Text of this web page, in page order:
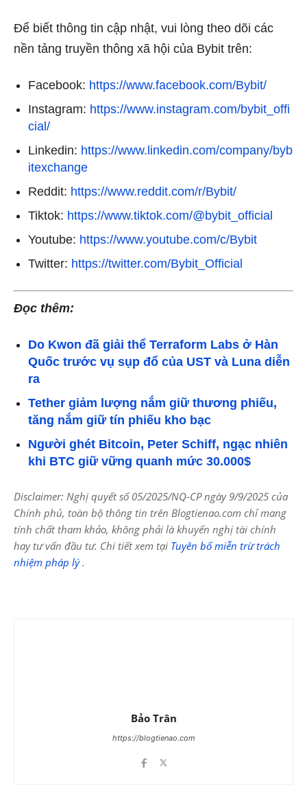
Để biết thông tin cập nhật, vui lòng theo dõi các
nền tảng truyền thông xã hội của Bybit trên:
Facebook: https://www.facebook.com/Bybit/
Instagram: https://www.instagram.com/bybit_offi
cial/
Linkedin: https://www.linkedin.com/company/byb
itexchange
Reddit: https://www.reddit.com/r/Bybit/
Tiktok: https://www.tiktok.com/@bybit_official
Youtube: https://www.youtube.com/c/Bybit
Twitter: https://twitter.com/Bybit_Official
Đọc thêm:
Do Kwon đã giải thể Terraform Labs ở Hàn
Quốc trước vụ sụp đổ của UST và Luna diễn
ra
Tether giảm lượng nắm giữ thương phiếu,
tăng nắm giữ tín phiếu kho bạc
Người ghét Bitcoin, Peter Schiff, ngạc nhiên
khi BTC giữ vững quanh mức 30.000$
Disclaimer: Nghị quyết số 05/2025/NQ-CP ngày 9/9/2025 của
Chính phủ, toàn bộ thông tin trên Blogtienao.com chỉ mang
tính chất tham khảo, không phải là khuyến nghị tài chính
hay tư vấn đầu tư. Chi tiết xem tại Tuyên bố miễn trừ trách
nhiệm pháp lý.
Bảo Trân
https://blogtienao.com